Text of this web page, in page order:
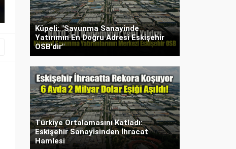
Küpeli: "Savunma Sanayinde
Yatırımın En Doğru Adresi Eskişehir
OSB’dir"
Türkiye Ortalamasını Katladı:
Eskişehir Sanayisinden İhracat
Hamlesi